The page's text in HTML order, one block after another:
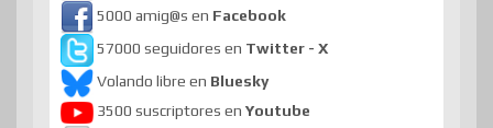
5000 amig@s en Facebook
57000 seguidores en Twitter - X
Volando libre en Bluesky
3500 suscriptores en Youtube